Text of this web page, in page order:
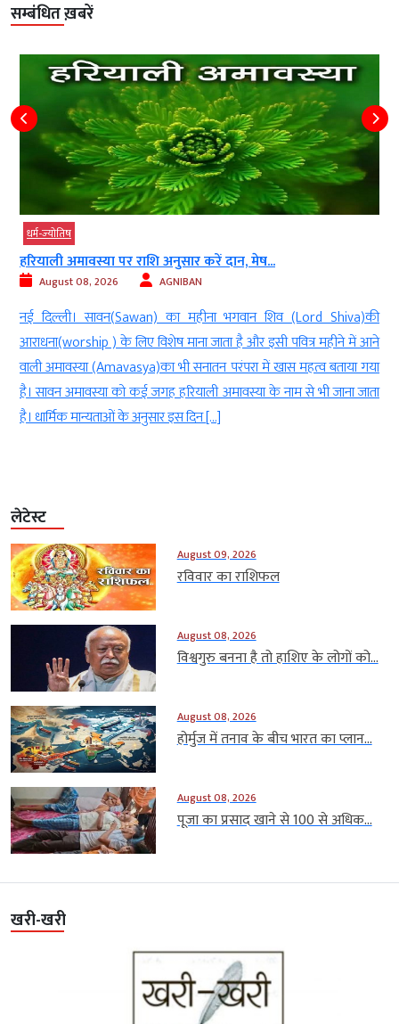
सम्बंधित ख़बरें
धर्म-ज्‍योतिष
हरियाली अमावस्या पर राशि अनुसार करें दान, मेष...
August 08, 2026 AGNIBAN
नई दिल्ली। सावन(Sawan) का महीना भगवान शिव (Lord Shiva)की
आराधना(worship ) के लिए विशेष माना जाता है और इसी पवित्र महीने में आने
वाली अमावस्या (Amavasya)का भी सनातन परंपरा में खास महत्व बताया गया
है। सावन अमावस्या को कई जगह हरियाली अमावस्या के नाम से भी जाना जाता
है। धार्मिक मान्यताओं के अनुसार इस दिन […]
लेटेस्ट
August 09, 2026
रविवार का राशिफल
August 08, 2026
विश्वगुरु बनना है तो हाशिए के लोगों को...
August 08, 2026
होर्मुज में तनाव के बीच भारत का प्लान...
August 08, 2026
पूजा का प्रसाद खाने से 100 से अधिक...
खरी-खरी